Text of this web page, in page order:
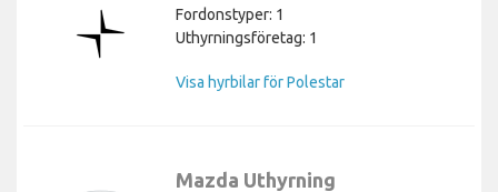
Fordonstyper: 1
Uthyrningsföretag: 1
Visa hyrbilar för Polestar
Mazda Uthyrning